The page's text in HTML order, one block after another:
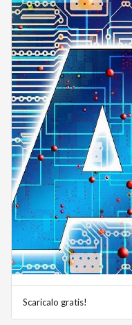
Scaricalo gratis!